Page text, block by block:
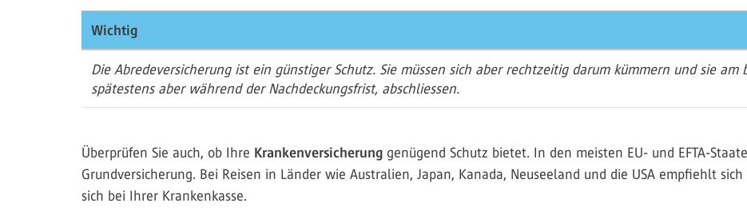
Wichtig
Die Abredeversicherung ist ein günstiger Schutz. Sie müssen sich aber rechtzeitig darum kümmern und sie
spätestens aber während der Nachdeckungsfrist, abschliessen.
Überprüfen Sie auch, ob Ihre Krankenversicherung genügend Schutz bietet. In den meisten EU- und EFTA-
Grundversicherung. Bei Reisen in Länder wie Australien, Japan, Kanada, Neuseeland und die USA empfiehlt
sich bei Ihrer Krankenkasse.